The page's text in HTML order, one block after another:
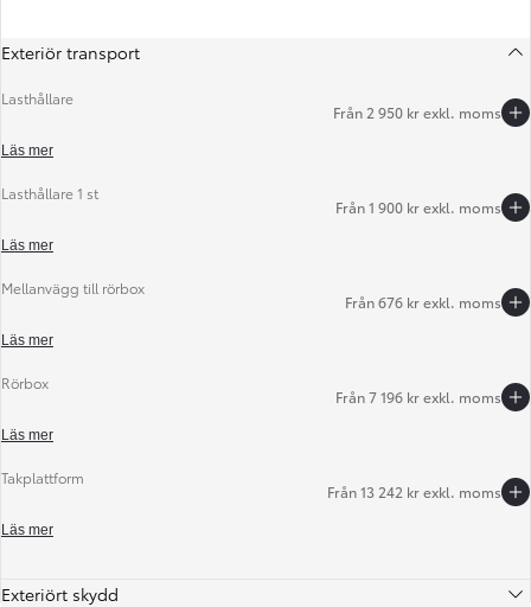
Exteriör transport
Lasthållare
Från 2 950 kr exkl. moms
Läs mer
Lasthållare 1 st
Från 1 900 kr exkl. moms
Läs mer
Mellanvägg till rörbox
Från 676 kr exkl. moms
Läs mer
Rörbox
Från 7 196 kr exkl. moms
Läs mer
Takplattform
Från 13 242 kr exkl. moms
Läs mer
Exteriört skydd